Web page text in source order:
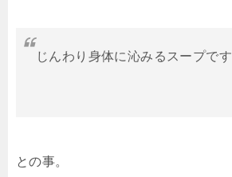
じんわり身体に沁みるスープです
との事。